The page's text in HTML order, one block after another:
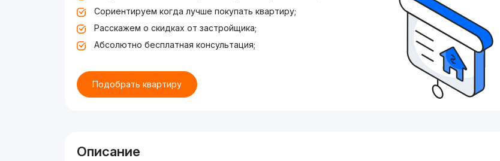
Сориентируем когда лучше покупать квартиру;
Расскажем о скидках от застройщика;
Абсолютно бесплатная консультация;
Подобрать квартиру
Описание